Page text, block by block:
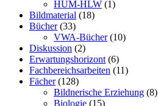
HUM-HLW (1)
Bildmaterial (18)
Bücher(33)
VWA-Bücher(10)
Diskussion (2)
Erwartungshorizont (6)
Fachbereichsarbeiten (11)
Fächer(128)
Bildnerische Erziehung (8)
Biologie (15)